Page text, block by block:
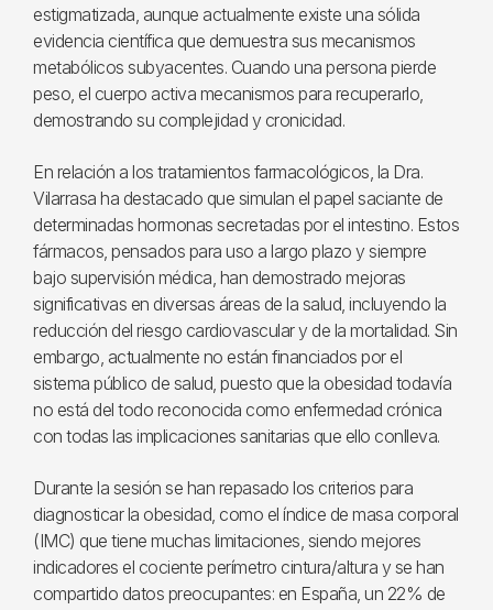
estigmatizada, aunque actualmente existe una sólida
evidencia científica que demuestra sus mecanismos
metabólicos subyacentes. Cuando una persona pierde
peso, el cuerpo activa mecanismos para recuperarlo,
demostrando su complejidad y cronicidad.
En relación a los tratamientos farmacológicos, la Dra.
Vilarrasa ha destacado que simulan el papel saciante de
determinadas hormonas secretadas por el intestino. Estos
fármacos, pensados para uso a largo plazo y siempre
bajo supervisión médica, han demostrado mejoras
significativas en diversas áreas de la salud, incluyendo la
reducción del riesgo cardiovascular y de la mortalidad. Sin
embargo, actualmente no están financiados por el
sistema público de salud, puesto que la obesidad todavía
no está del todo reconocida como enfermedad crónica
con todas las implicaciones sanitarias que ello conlleva.
Durante la sesión se han repasado los criterios para
diagnosticar la obesidad, como el índice de masa corporal
(IMC) que tiene muchas limitaciones, siendo mejores
indicadores el cociente perímetro cintura/altura y se han
compartido datos preocupantes: en España, un 22% de